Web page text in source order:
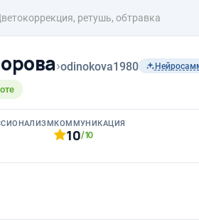
ретушь, обтравка
›odinokova1980
КОММУНИКАЦИЯ
10/10